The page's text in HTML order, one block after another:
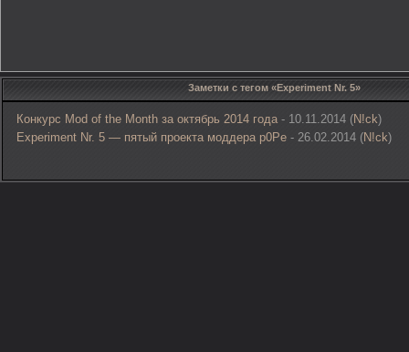
Заметки с тегом «Experiment Nr. 5»
Конкурс Mod of the Month за октябрь 2014 года - 10.11.2014 (N!ck)
Experiment Nr. 5 — пятый проекта моддера p0Pe - 26.02.2014 (N!ck)